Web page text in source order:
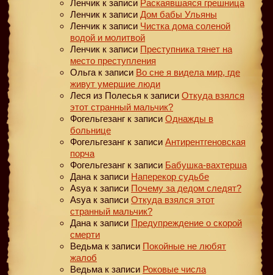
Ленчик к записи Раскаявшаяся грешница
Ленчик к записи Дом бабы Ульяны
Ленчик к записи Чистка дома соленой
водой и молитвой
Ленчик к записи Преступника тянет на
место преступления
Ольга к записи Во сне я видела мир, где
живут умершие люди
Леся из Полесья к записи Откуда взялся
этот странный мальчик?
Фогельгезанг к записи Однажды в
больнице
Фогельгезанг к записи Антирентгеновская
порча
Фогельгезанг к записи Бабушка-вахтерша
Дана к записи Наперекор судьбе
Asya к записи Почему за дедом следят?
Asya к записи Откуда взялся этот
странный мальчик?
Дана к записи Предупреждение о скорой
смерти
Ведьма к записи Покойные не любят
жалоб
Ведьма к записи Роковые числа